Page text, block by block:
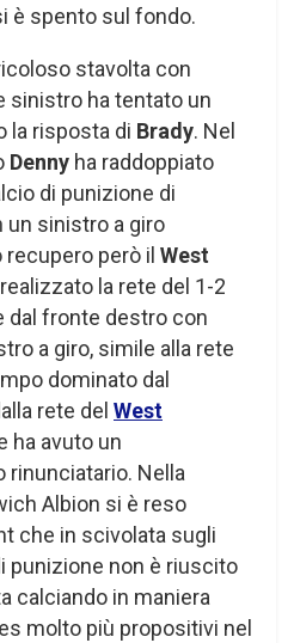
è spento sul fondo.
stavolta con
sinistro ha tentato un
la risposta di Brady. Nel
Denny ha raddoppiato
di punizione di
un sinistro a giro
però il West
la rete del 1-2
dal fronte destro con
a giro, simile alla rete
dominato dal
rete del West
ha avuto un
Nella
Albion si è reso
che in scivolata sugli
punizione non è riuscito
calciando in maniera
molto più propositivi nel